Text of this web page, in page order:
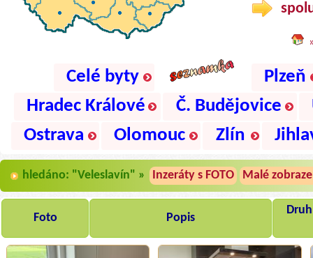
Celé byty
Plzeň
Hradec Králové
Č. Budějovice
Ostrava
Olomouc Zlín
hledáno: "Veleslavín" » Inzeráty s FOTO Malé
Foto Popis